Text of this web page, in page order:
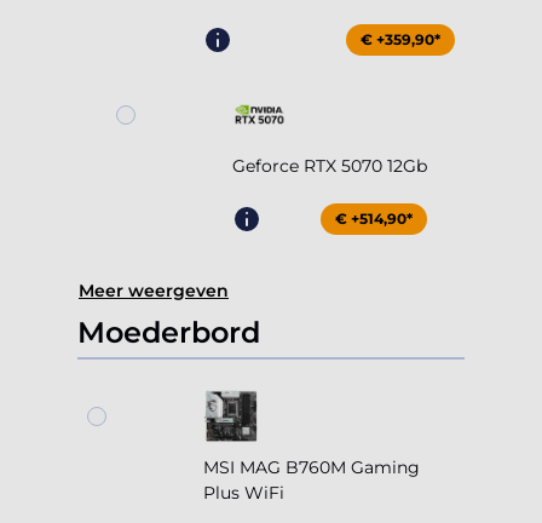
€ +359,90*
Geforce RTX 5070 12Gb
€ +514,90*
Meer weergeven
Moederbord
MSI MAG B760M Gaming
Plus WiFi